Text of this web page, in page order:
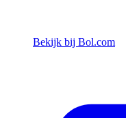
Bekijk bij Bol.com